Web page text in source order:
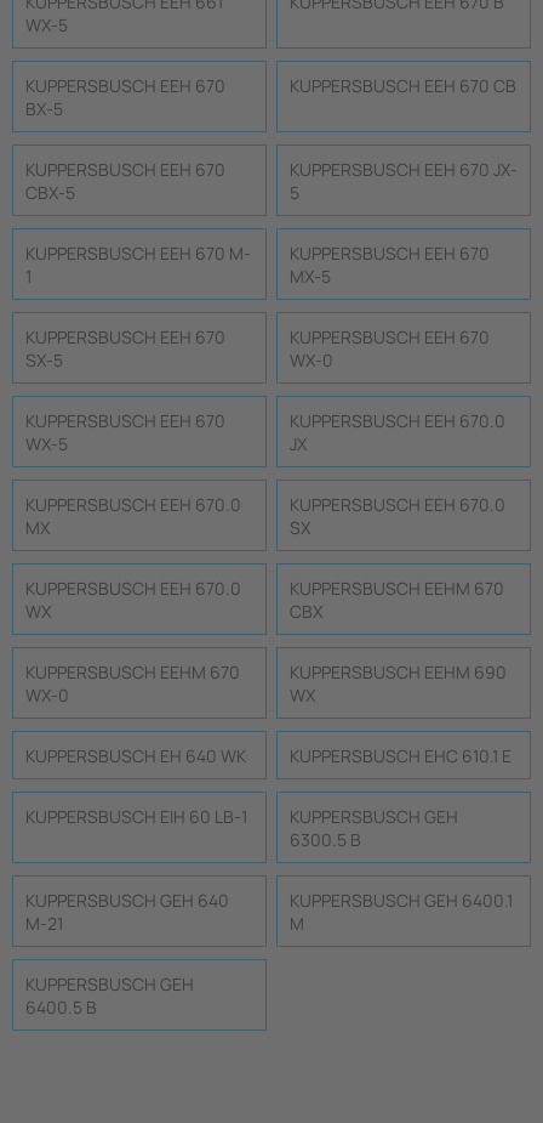
WX-5
KUPPERSBUSCH EEH 670
BX-5
KUPPERSBUSCH EEH 670 CB
KUPPERSBUSCH EEH 670
CBX-5
KUPPERSBUSCH EEH 670 JX-
5
KUPPERSBUSCH EEH 670 M-
1
KUPPERSBUSCH EEH 670
MX-5
KUPPERSBUSCH EEH 670
SX-5
KUPPERSBUSCH EEH 670
WX-0
KUPPERSBUSCH EEH 670
WX-5
KUPPERSBUSCH EEH 670.0
JX
KUPPERSBUSCH EEH 670.0
MX
KUPPERSBUSCH EEH 670.0
SX
KUPPERSBUSCH EEH 670.0
WX
KUPPERSBUSCH EEHM 670
CBX
KUPPERSBUSCH EEHM 670
WX-0
KUPPERSBUSCH EEHM 690
WX
KUPPERSBUSCH EH 640 WK KUPPERSBUSCH EHC 610.1 E
KUPPERSBUSCH EIH 60 LB-1
KUPPERSBUSCH GEH
6300.5 B
KUPPERSBUSCH GEH 640
M-21
KUPPERSBUSCH GEH 6400.1
M
KUPPERSBUSCH GEH
6400.5 B